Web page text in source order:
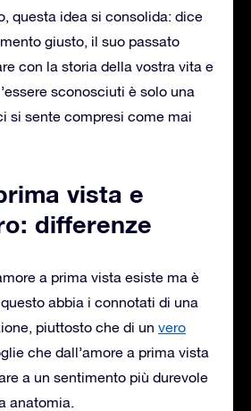
questa idea si consolida: dice
giusto, il suo passato
con la storia della vostra vita e
sconosciuti è solo una
si sente compresi come mai
vista e
differenze
a prima vista esiste ma è
abbia i connotati di una
piuttosto che di un vero
che dall’amore a prima vista
a un sentimento più durevole
anatomia.